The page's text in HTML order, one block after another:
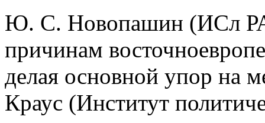
Ю. С. Новопашин (ИСл
причинам
делая основной упор на
Краус (Институт